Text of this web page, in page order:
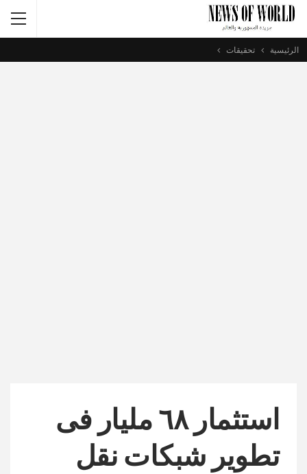
الرئيسية تحقيقات
استثمار ٦٨ مليار فى
تطوير شبكات نقل